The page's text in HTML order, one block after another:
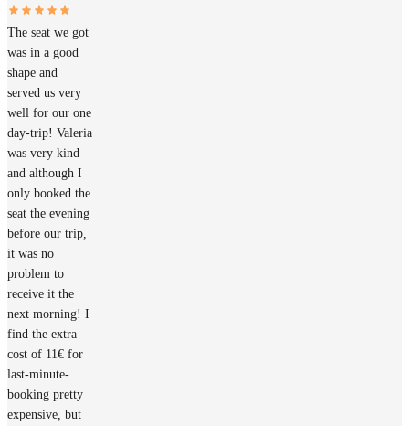
The seat we got
was in a good
shape and
served us very
well for our one
day-trip! Valeria
was very kind
and although I
only booked the
seat the evening
before our trip,
it was no
problem to
receive it the
next morning! I
find the extra
cost of 11€ for
last-minute-
booking pretty
expensive, but